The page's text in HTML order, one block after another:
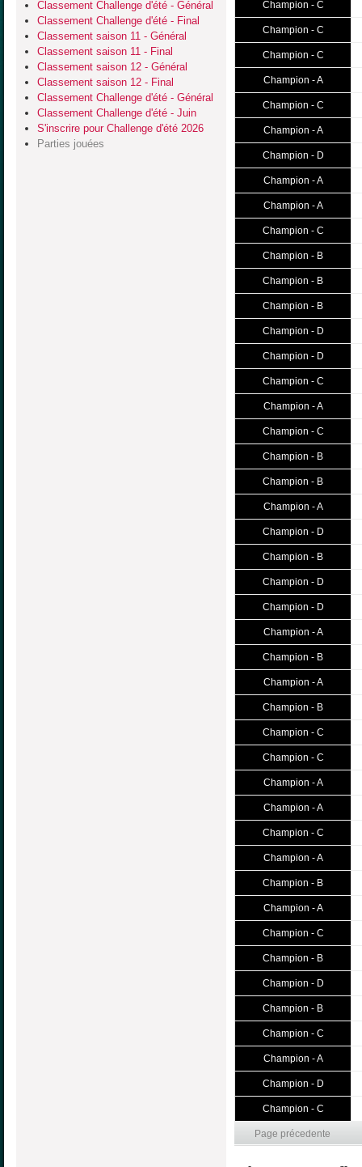
Classement Challenge d'été - Général
Classement Challenge d'été - Final
Classement saison 11 - Général
Classement saison 11 - Final
Classement saison 12 - Général
Classement saison 12 - Final
Classement Challenge d'été - Général
Classement Challenge d'été - Juin
S'inscrire pour Challenge d'été 2026
Parties jouées
Champion - C
Champion - C
Champion - C
Champion - A
Champion - C
Champion - A
Champion - D
Champion - A
Champion - A
Champion - C
Champion - B
Champion - B
Champion - B
Champion - D
Champion - D
Champion - C
Champion - A
Champion - C
Champion - B
Champion - B
Champion - A
Champion - D
Champion - B
Champion - D
Champion - D
Champion - A
Champion - B
Champion - A
Champion - B
Champion - C
Champion - C
Champion - A
Champion - A
Champion - C
Champion - A
Champion - B
Champion - A
Champion - C
Champion - B
Champion - D
Champion - B
Champion - C
Champion - A
Champion - D
Champion - C
Page précedente